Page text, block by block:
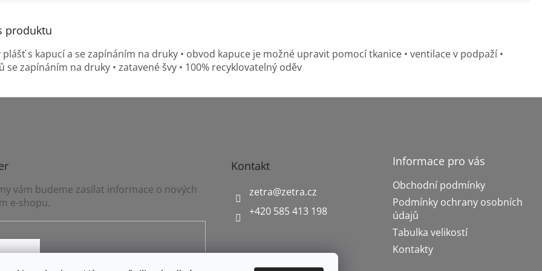
produktu
plášť s kapucí a se zapínáním na druky • obvod kapuce je možné upravit pomocí tkanice • ventilace v podpaží •
se zapínáním na druky • zatavené švy • 100% recyklovatelný oděv
vám budeme zasílat informace o nových
e-shopu.
Kontakt
zetra@zetra.cz
+420 585 413 198
Informace pro vás
Obchodní podmínky
Podmínky ochrany osobních
údajů
Tabulka velikostí
Kontakty